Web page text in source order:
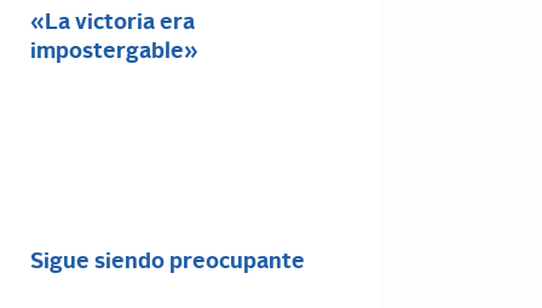
«La victoria era
impostergable»
Sigue siendo preocupante